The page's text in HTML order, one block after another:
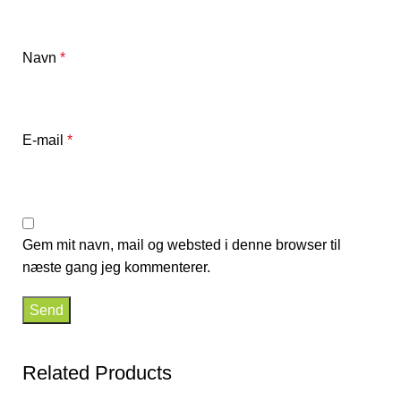
Navn *
E-mail *
Gem mit navn, mail og websted i denne browser til
næste gang jeg kommenterer.
Related Products